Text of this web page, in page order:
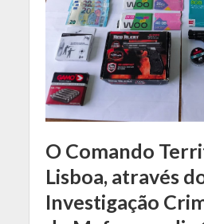
O Comando
Lisboa, através
Investigação